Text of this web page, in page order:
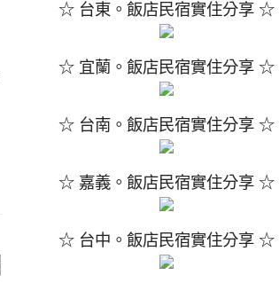
☆ 台東。飯店民宿實住分享 ☆
☆ 宜蘭。飯店民宿實住分享 ☆
☆ 台南。飯店民宿實住分享 ☆
☆ 嘉義。飯店民宿實住分享 ☆
☆ 台中。飯店民宿實住分享 ☆